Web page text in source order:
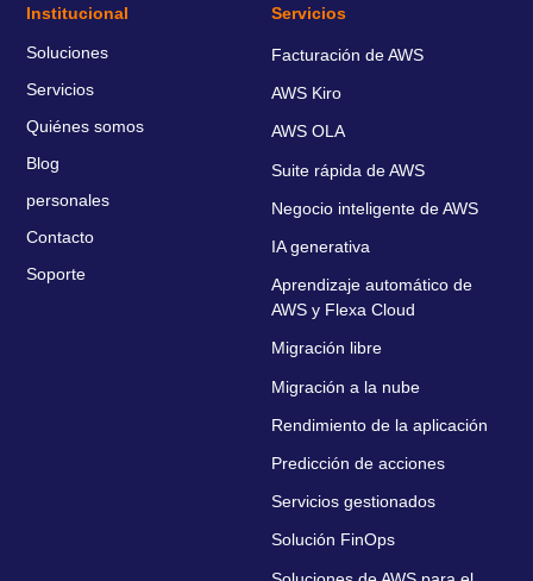
Institucional
Soluciones
Servicios
Quiénes somos
Blog
personales
Contacto
Soporte
Servicios
Facturación de AWS
AWS Kiro
AWS OLA
Suite rápida de AWS
Negocio inteligente de AWS
IA generativa
Aprendizaje automático de
AWS y Flexa Cloud
Migración libre
Migración a la nube
Rendimiento de la aplicación
Predicción de acciones
Servicios gestionados
Solución FinOps